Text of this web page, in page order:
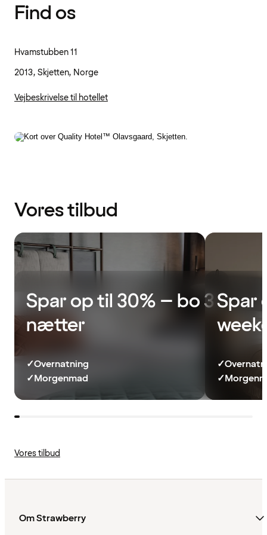
Find os
Hvamstubben 11
2013, Skjetten, Norge
Vejbeskrivelse til hotellet
Vores tilbud
Spar op til 30% – bo 3
nætter
✓Overnatning
✓Morgenmad
Spar
✓
✓
Vores tilbud
Om Strawberry